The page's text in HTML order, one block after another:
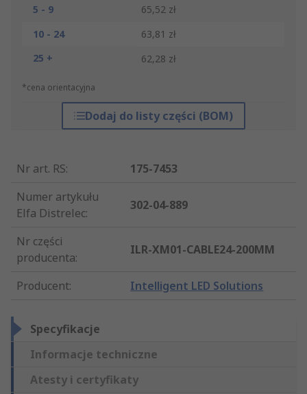
5 - 9
65,52 zł
10 - 24
63,81 zł
25 +
62,28 zł
*cena orientacyjna
Dodaj do listy części (BOM)
Nr art. RS:
175-7453
Numer artykułu
Elfa Distrelec:
302-04-889
Nr części
producenta:
ILR-XM01-CABLE24-200MM
Producent: Intelligent LED Solutions
Specyfikacje
Informacje techniczne
Atesty i certyfikaty